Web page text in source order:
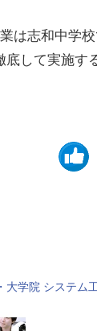
は志和中学校
して実施す
大学院 システム